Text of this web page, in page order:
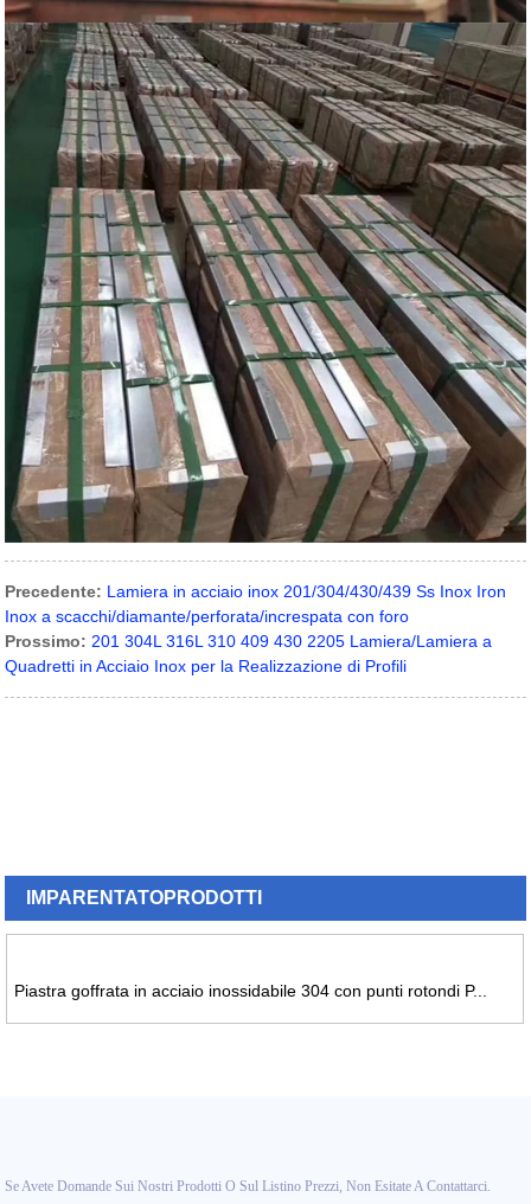
Precedente: Lamiera in acciaio inox 201/304/430/439 Ss Inox Iron
Inox a scacchi/diamante/perforata/increspata con foro
Prossimo: 201 304L 316L 310 409 430 2205 Lamiera/Lamiera a
Quadretti in Acciaio Inox per la Realizzazione di Profili
IMPARENTATOPRODOTTI
Piastra goffrata in acciaio inossidabile 304 con punti rotondi P...
Se Avete Domande Sui Nostri Prodotti O Sul Listino Prezzi, Non Esitate A Contattarci.